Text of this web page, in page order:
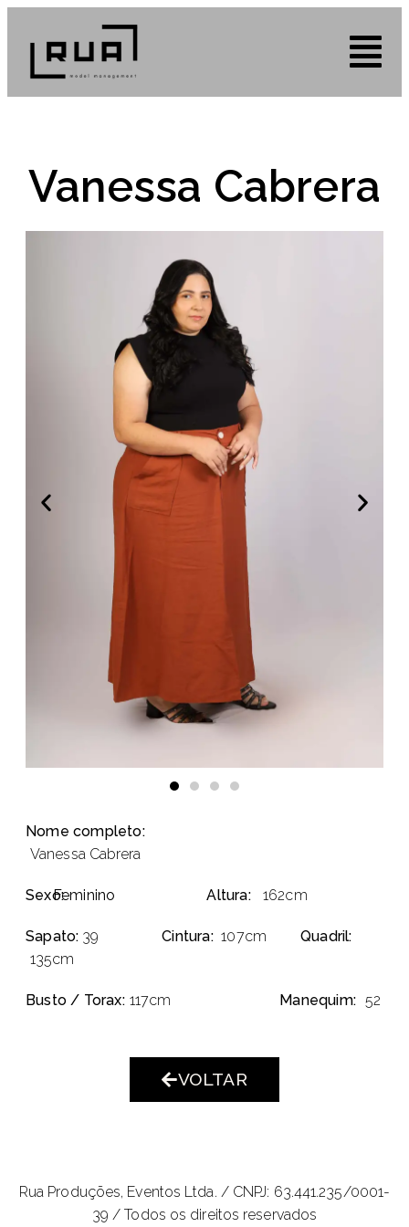
Vanessa Cabrera
Nome completo:
Vanessa Cabrera
Sexo:Feminino Altura: 162cm
Sapato: 39 Cintura: 107cm
Quadril:
135cm
Busto / Torax: 117cm Manequim: 52
VOLTAR
Rua Produções, Eventos Ltda. / CNPJ: 63.441.235/0001-
39 / Todos os direitos reservados